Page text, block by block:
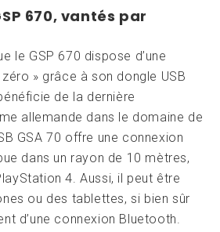
670, vantés par
le GSP 670 dispose d’une
» grâce à son dongle USB
de la dernière
allemande dans le domaine de
GSA 70 offre une connexion
dans un rayon de 10 mètres,
4. Aussi, il peut être
ou des tablettes, si bien sûr
d’une connexion Bluetooth.